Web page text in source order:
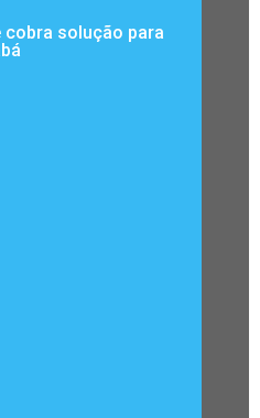
solução para